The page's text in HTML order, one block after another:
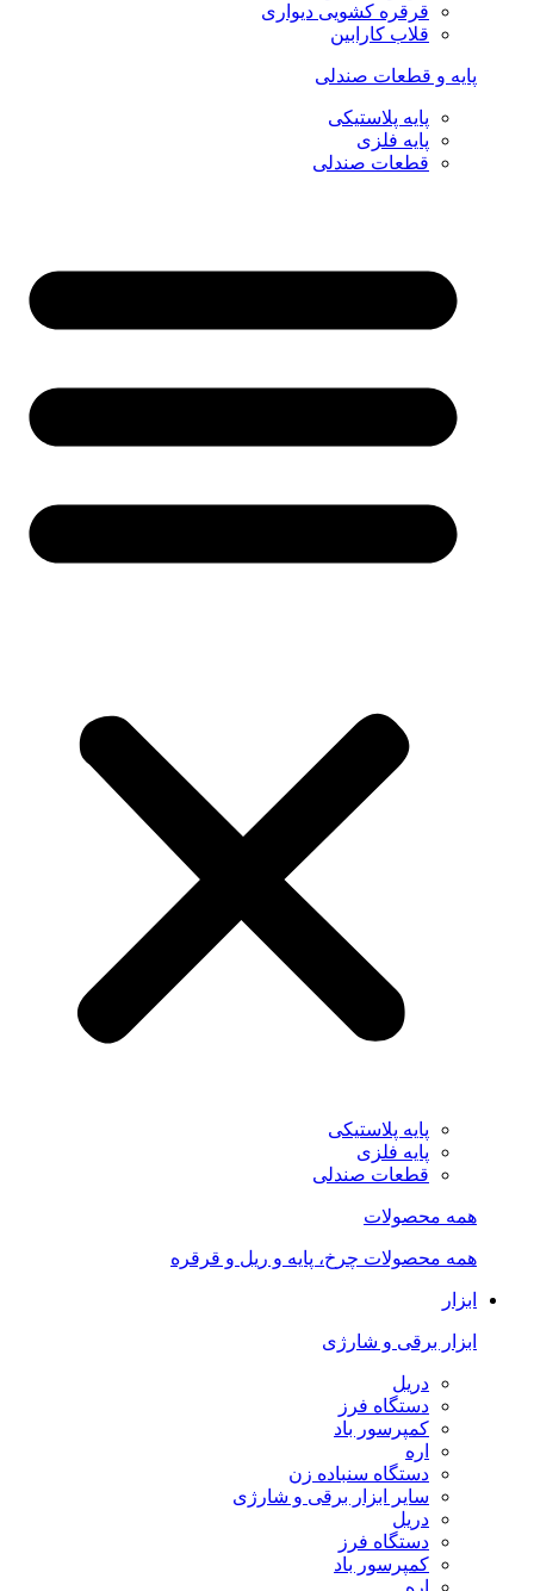
قرقره کشویی دیواری
قلاب کارابین
پایه و قطعات صندلی
پایه پلاستیکی
پایه فلزی
قطعات صندلی
پایه پلاستیکی
پایه فلزی
قطعات صندلی
همه محصولات
همه محصولات چرخ، پایه و ریل و قرقره
ابزار
ابزار برقی و شارژی
دریل
دستگاه فرز
کمپرسور باد
اره
دستگاه سنباده زن
سایر ابزار برقی و شارژی
دریل
دستگاه فرز
کمپرسور باد
اره